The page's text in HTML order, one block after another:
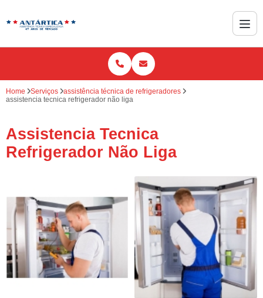
Home Serviços
assistência técnica de refrigeradores
assistencia tecnica refrigerador não liga
Assistencia Tecnica
Refrigerador Não Liga